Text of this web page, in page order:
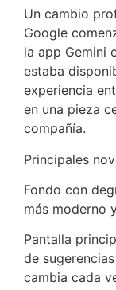
Un cambio
Google
la app Gemini
estaba
experiencia
en una pieza
compañía.
Principales
Fondo con
más moderno
Pantalla
de
cambia cada